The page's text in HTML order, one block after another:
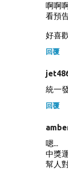
啊啊
看預
好喜
回覆
統一
回覆
嗯...
中獎
幫人